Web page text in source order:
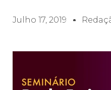
Julho 17, 2019